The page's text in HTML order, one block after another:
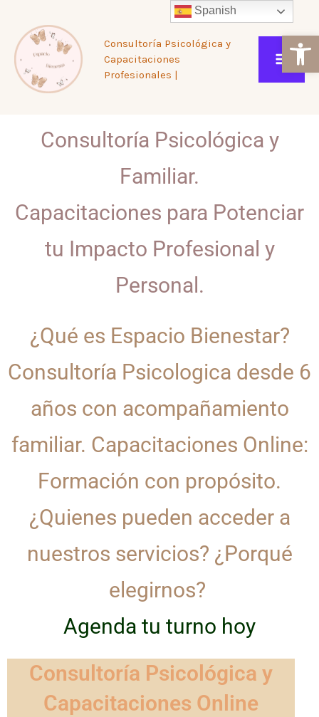
al
contenido
Consultoría Psicológica y
Capacitaciones
Profesionales |
Consultoría Psicológica y
Familiar.
Capacitaciones para Potenciar
tu Impacto Profesional y
Personal.
¿Qué es Espacio Bienestar?
Consultoría Psicologica desde 6
años con acompañamiento
familiar. Capacitaciones Online:
Formación con propósito.
¿Quienes pueden acceder a
nuestros servicios? ¿Porqué
elegirnos?
Agenda tu turno hoy
Consultoría Psicológica y
Capacitaciones Online
Spanish